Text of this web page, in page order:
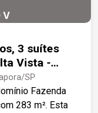
V
3 suítes
Vista -
SP
Fazenda
283 m². Esta